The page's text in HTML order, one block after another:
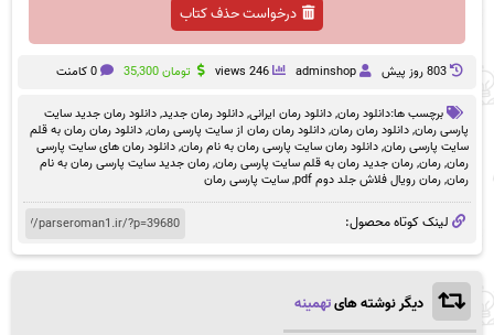
درخواست حذف کتاب
803 روز پيش adminshop
246 views تومان35,300 0 کامنت
برچسب ها:دانلود رمان,دانلود رمان ایرانی,دانلود رمان جدید,دانلود رمان جدید سایت
پارسی رمان,دانلود رمان رمان,دانلود رمان رمان از سایت پارسی رمان,دانلود رمان رمان به قلم
سایت پارسی رمان,دانلود رمان سایت پارسی رمان به نام رمان,دانلود رمان های سایت پارسی
رمان,رمان,رمان جدید رمان به قلم سایت پارسی رمان,رمان جدید سایت پارسی رمان به نام
رمان,رمان رویال فلاش جلد دوم pdf ,سایت پارسی رمان
لینک کوتاه محصول:
دیگر نوشته هایتهمینه